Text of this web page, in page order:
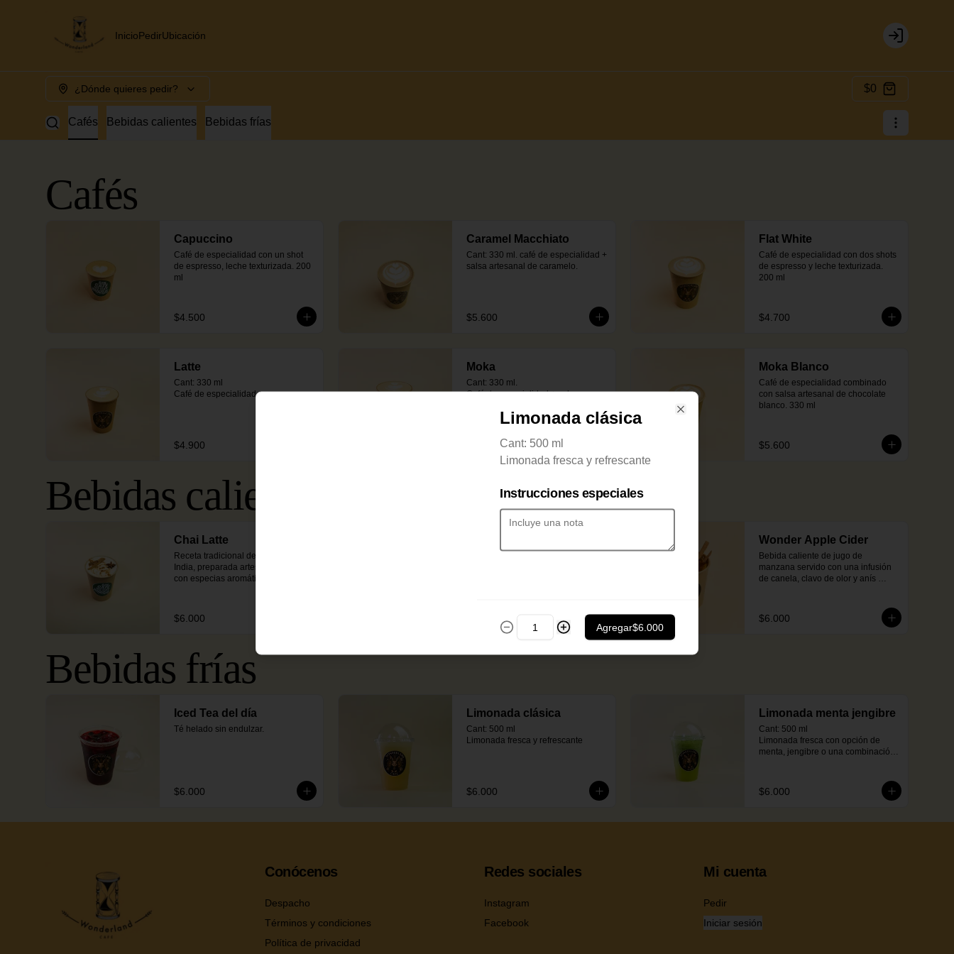
InicioPedirUbicación
Login
¿Dónde quieres pedir? $0
Cafés Bebidas calientes Bebidas frías
Cafés
Capuccino
Café de especialidad con un shot
de espresso, leche texturizada. 200
ml
$4.500
Caramel Macchiato
Cant: 330 ml. café de especialidad +
salsa artesanal de caramelo.
$5.600
Flat White
Café de especialidad con dos shots
de espresso y leche texturizada.
200 ml
$4.700
Latte
Cant: 330 ml
Café de especialidad.
$4.900
Moka
Cant: 330 ml.
Café de especialidad + salsa
Moka Blanco
Café de especialidad combinado
con salsa artesanal de chocolate
blanco. 330 ml
$5.600
Bebidas calientes
Chai Latte
Receta tradicional del sur de la
India, preparada artesanalmente
con especias aromáticas,  y leche
$6.000
Wonder Apple Cider
Bebida caliente de jugo de
manzana servido con una infusión
de canela, clavo de olor y anís
$6.000
Bebidas frías
Iced Tea del día
Té helado sin endulzar.
$6.000
Limonada clásica
Cant: 500 ml
Limonada fresca y refrescante
$6.000
Limonada menta jengibre
Cant: 500 ml
Limonada fresca con opción de
menta, jengibre o una combinación
$6.000
Conócenos
Despacho
Términos y condiciones
Política de privacidad
Redes sociales
Instagram
Facebook
Mi cuenta
Pedir
Iniciar sesión
Limonada clásica
Cant: 500 ml
Limonada fresca y refrescante
Instrucciones especiales
Agregar$6.000